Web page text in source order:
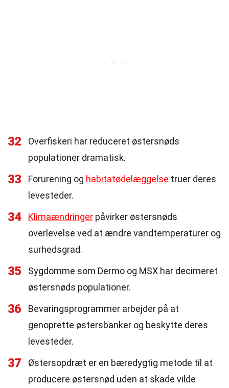
32
Overfiskeri har reduceret østersnøds
populationer dramatisk.
33 Forurening og habitatødelæggelse truer deres
levesteder.
34 Klimaændringer påvirker østersnøds
overlevelse ved at ændre vandtemperaturer og
surhedsgrad.
35
Sygdomme som Dermo og MSX har decimeret
østersnøds populationer.
36
Bevaringsprogrammer arbejder på at
genoprette østersbanker og beskytte deres
levesteder.
37
Østersopdræt er en bæredygtig metode til at
producere østersnød uden at skade vilde